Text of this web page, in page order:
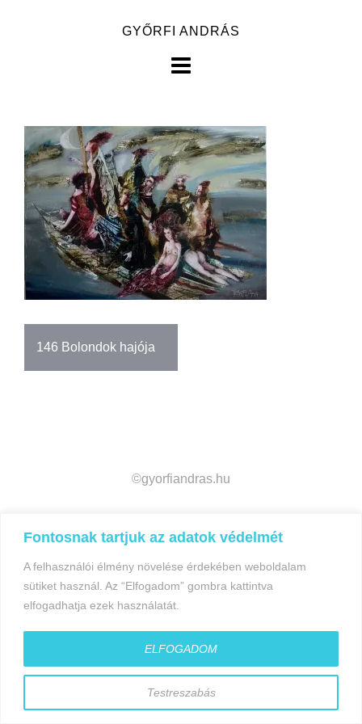
Fontosnak tartjuk az adatok védelmét
A felhasználói élmény növelése érdekében weboldalam
sütiket használ. Az “Elfogadom” gombra kattintva
elfogadhatja ezek használatát.
Testreszabás
ELFOGADOM
GYŐRFI ANDRÁS
Bejegyzés
navigáció
146 Bolondok hajója
©gyorfiandras.hu